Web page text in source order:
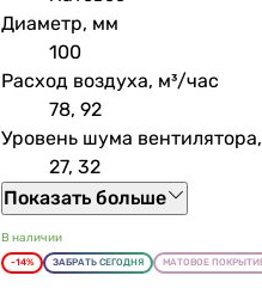
Диаметр, мм
100
Расход воздуха, м³/час
78, 92
Уровень шума
27, 32
Показать больше
В наличии
-14% ЗАБРАТЬ СЕГОДНЯ МАТОВОЕ